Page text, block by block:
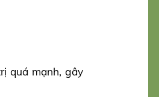
quá mạnh, gây